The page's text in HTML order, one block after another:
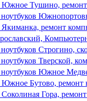
Тушино, ремонт
ремонт
Строгино,
Тверской,
Южное
Бутово, ремонт
Гора,